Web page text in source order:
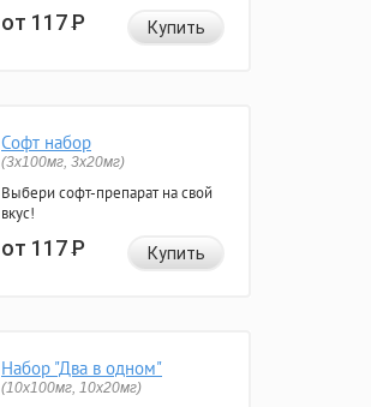
от 117Р Купить
Софт набор
(3x100мг, 3x20мг)
Выбери софт-препарат на свой
вкус!
от 117Р Купить
Набор "Два в одном"
(10x100мг, 10x20мг)